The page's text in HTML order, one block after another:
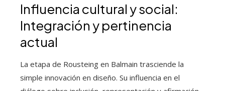
Influencia cultural y social:
Integración y pertinencia
actual
La etapa de Rousteing en Balmain trasciende la
simple innovación en diseño. Su influencia en el